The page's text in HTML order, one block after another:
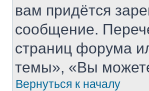
вам придётся
сообщение.
страниц форума
темы», «Вы
Вернуться к началу